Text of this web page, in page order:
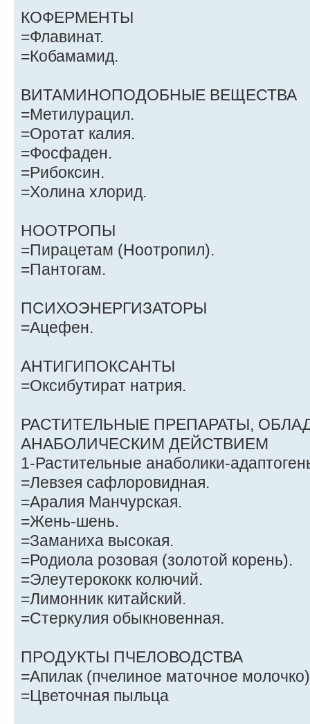
КОФЕРМЕНТЫ
=Флавинат.
=Кобамамид.
ВИТАМИНОПОДОБНЫЕ ВЕЩЕСТВА
=Метилурацил.
=Оротат калия.
=Фосфаден.
=Рибоксин.
=Холина хлорид.
НООТРОПЫ
=Пирацетам (Ноотропил).
=Пантогам.
ПСИХОЭНЕРГИЗАТОРЫ
=Ацефен.
АНТИГИПОКСАНТЫ
=Оксибутират натрия.
РАСТИТЕЛЬНЫЕ ПРЕПАРАТЫ,
АНАБОЛИЧЕСКИМ ДЕЙСТВИЕМ
1-Растительные анаболики-
=Левзея сафлоровидная.
=Аралия Манчурская.
=Жень-шень.
=Заманиха высокая.
=Родиола розовая (золотой корень).
=Элеутерококк колючий.
=Лимонник китайский.
=Стеркулия обыкновенная.
ПРОДУКТЫ ПЧЕЛОВОДСТВА
=Апилак (пчелиное маточное молочко)
=Цветочная пыльца